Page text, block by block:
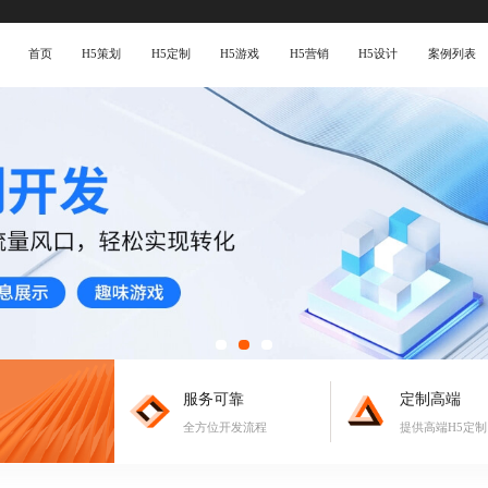
首页 H5策划 H5定制 H5游戏 H5营销 H5设计 案例列表
服务可靠
全方位开发流程
定制高端
提供高端H5定制